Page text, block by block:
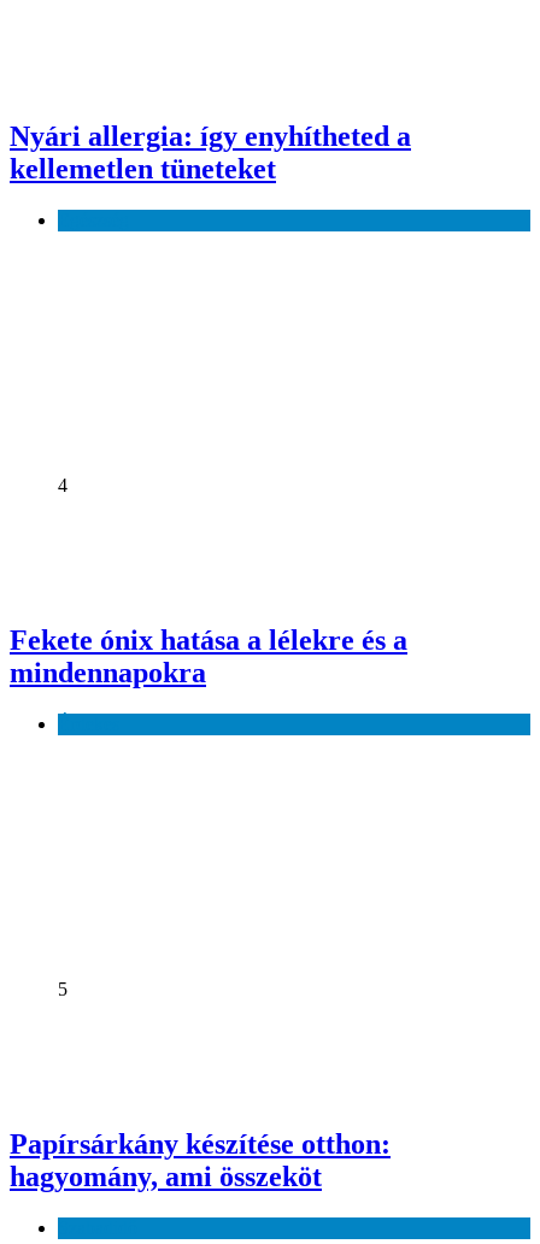
Nyári allergia: így enyhítheted a
kellemetlen tüneteket
4
Fekete ónix hatása a lélekre és a
mindennapokra
5
Papírsárkány készítése otthon:
hagyomány, ami összeköt